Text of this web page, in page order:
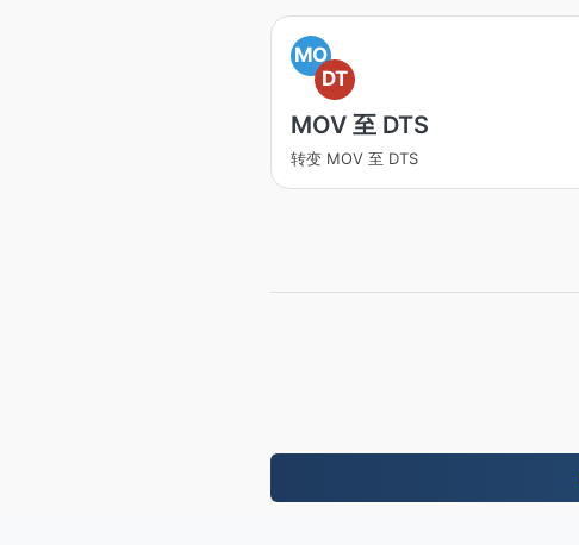
MO
DT
MOV 至 DTS
转变 MOV 至 DTS